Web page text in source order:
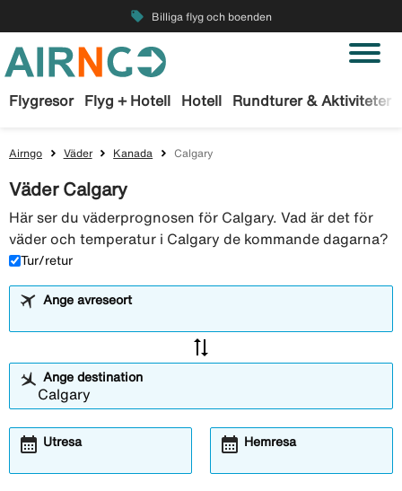
local_offer Billiga flyg och boenden
Flygresor Flyg + Hotell Hotell Rundturer & Aktiviteter
Airngo Väder Kanada Calgary
Väder Calgary
Här ser du väderprognosen för Calgary. Vad är det för
väder och temperatur i Calgary de kommande dagarna?
Tur/retur
Ange avreseort
sync_alt
Ange destination
Utresa
calendar_month Hemresa
calendar_month